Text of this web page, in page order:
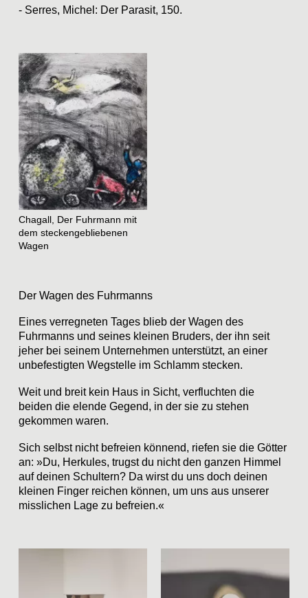
T+43 316 873-6481
Impressum
- Serres, Michel: Der Parasit, 150.
Chagall, Der Fuhrmann mit
dem steckengebliebenen
Wagen
Der Wagen des Fuhrmanns
Eines verregneten Tages blieb der Wagen des
Fuhrmanns und seines kleinen Bruders, der ihn seit
jeher bei seinem Unternehmen unterstützt, an einer
unbefestigten Wegstelle im Schlamm stecken.
Weit und breit kein Haus in Sicht, verfluchten die
beiden die elende Gegend, in der sie zu stehen
gekommen waren.
Sich selbst nicht befreien könnend, riefen sie die Götter
an: »Du, Herkules, trugst du nicht den ganzen Himmel
auf deinen Schultern? Da wirst du uns doch deinen
kleinen Finger reichen können, um uns aus unserer
misslichen Lage zu befreien.«